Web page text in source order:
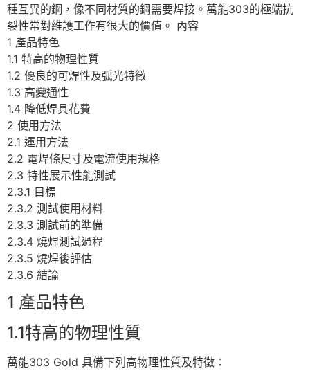
種互異的鋼，像不同材質的鋼需要焊接。萬能303的極端抗
裂性常對維護工作有很大的價值。 內容
1 產品特色
1.1 特高的物理性質
1.2 優良的可焊性及弧光特徵
1.3 高變通性
1.4 降低焊具花費
2 使用方法
2.1 運用方法
2.2 電焊條尺寸及電流使用規格
2.3 特性展示性能測試
2.3.1 目標
2.3.2 測試使用材料
2.3.3 測試前的準備
2.3.4 燒焊測試過程
2.3.5 燒焊後評估
2.3.6 結論
1 產品特色
1.1特高的物理性質
萬能303 Gold 具備下列高物理性質及特徵：